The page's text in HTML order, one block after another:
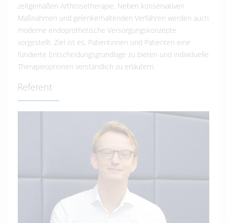
zeitgemäßen Arthrosetherapie. Neben konservativen
Maßnahmen und gelenkerhaltenden Verfahren werden auch
moderne endoprothetische Versorgungskonzepte
vorgestellt. Ziel ist es, Patientinnen und Patienten eine
fundierte Entscheidungsgrundlage zu bieten und individuelle
Therapieoptionen verständlich zu erläutern.
Referent